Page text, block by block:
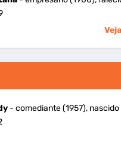
- comediante (1957), nascido